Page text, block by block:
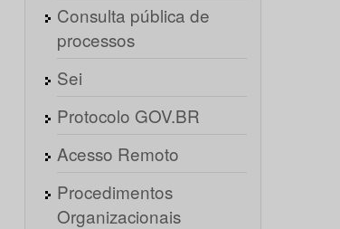
Consulta pública de
processos
Sei
Protocolo GOV.BR
Acesso Remoto
Procedimentos
Organizacionais